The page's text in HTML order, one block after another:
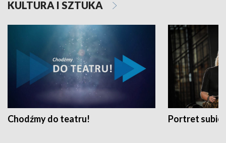
KULTURA I SZTUKA
Chodźmy do teatru! Portret